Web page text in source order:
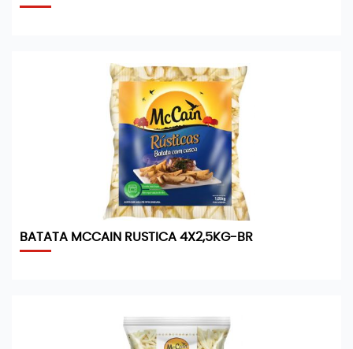
BATATA MCCAIN RUSTICA 4X2,5KG-BR